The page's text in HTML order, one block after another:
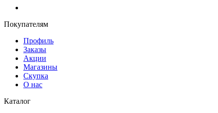
Покупателям
Профиль
Заказы
Акции
Магазины
Скупка
О нас
Каталог